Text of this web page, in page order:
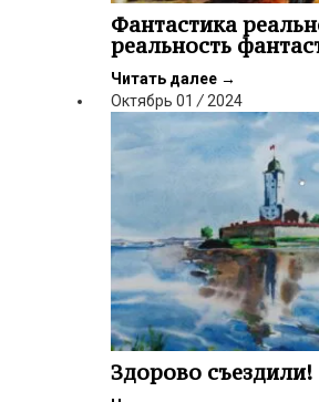
Фантастика
реальность
Читать далее →
Октябрь 01 / 2024
Здорово съездили!